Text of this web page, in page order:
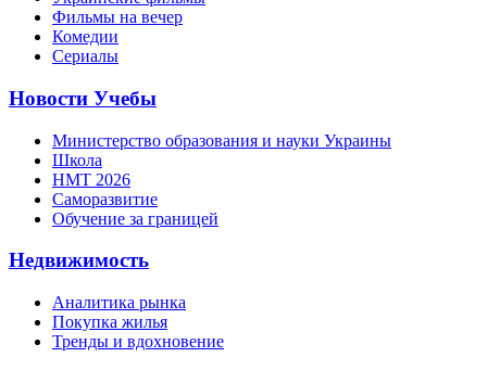
Фильмы на вечер
Комедии
Сериалы
Новости Учебы
Министерство образования и науки Украины
Школа
НМТ 2026
Саморазвитие
Обучение за границей
Недвижимость
Аналитика рынка
Покупка жилья
Тренды и вдохновение